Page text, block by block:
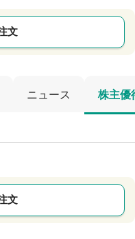
文
ニュース 株主優
文